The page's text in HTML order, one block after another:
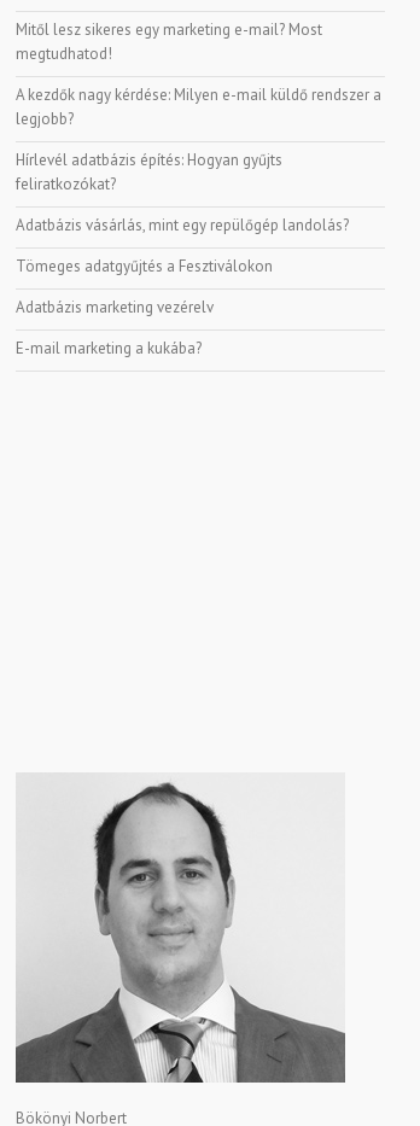
Mitől lesz sikeres egy marketing e-mail? Most
megtudhatod!
A kezdők nagy kérdése: Milyen e-mail küldő rendszer a
legjobb?
Hírlevél adatbázis építés: Hogyan gyűjts
feliratkozókat?
Adatbázis vásárlás, mint egy repülőgép landolás?
Tömeges adatgyűjtés a Fesztiválokon
Adatbázis marketing vezérelv
E-mail marketing a kukába?
Bökönyi Norbert